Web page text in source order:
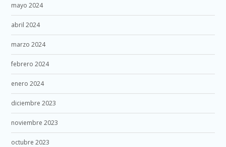
mayo 2024
abril 2024
marzo 2024
febrero 2024
enero 2024
diciembre 2023
noviembre 2023
octubre 2023